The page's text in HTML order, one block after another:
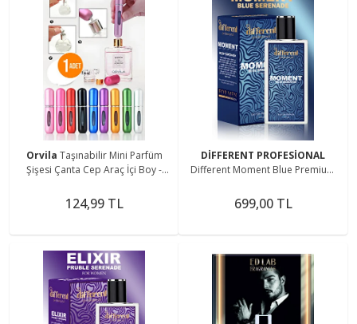
Orvila Taşınabilir Mini Parfüm
Şişesi Çanta Cep Araç İçi Boy -
124,99 TL
DİFFERENT PROFESİONAL
Different Moment Blue Premium
50ml
699,00 TL